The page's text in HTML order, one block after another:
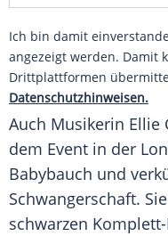
Ich bin damit
angezeigt werden. Damit
Drittplattformen
Datenschutzhinweisen.
Auch Musikerin Ellie
dem Event in der
Babybauch und
Schwangerschaft.
schwarzen